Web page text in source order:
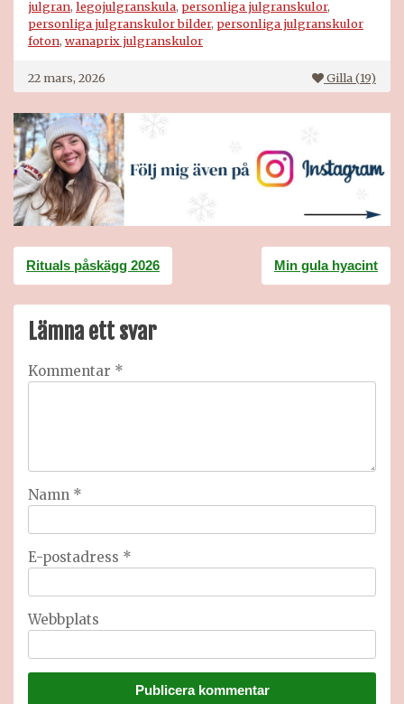
julgran, legojulgranskula, personliga julgranskulor,
personliga julgranskulor bilder, personliga julgranskulor
foton, wanaprix julgranskulor
22 mars, 2026 Gilla (19)
Inläggsnavigering
Rituals påskägg 2026 Min gula hyacint
Lämna ett svar
Kommentar *
Namn *
E-postadress *
Webbplats